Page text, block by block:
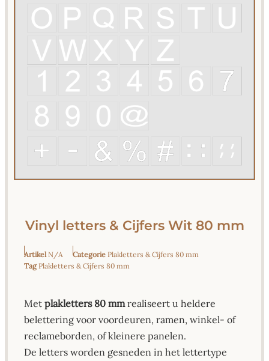
Vinyl letters & Cijfers Wit 80 mm
Artikel N/A Categorie Plakletters & Cijfers 80 mm
Tag Plakletters & Cijfers 80 mm
Met plakletters 80 mmrealiseert u heldere
belettering voor voordeuren, ramen, winkel- of
reclameborden, of kleinere panelen.
De letters worden gesneden in het lettertype